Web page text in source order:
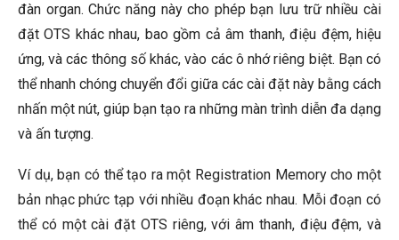
đàn organ. Chức năng này cho phép bạn lưu trữ nhiều cài
đặt OTS khác nhau, bao gồm cả âm thanh, điệu đệm, hiệu
ứng, và các thông số khác, vào các ô nhớ riêng biệt. Bạn có
thể nhanh chóng chuyển đổi giữa các cài đặt này bằng cách
nhấn một nút, giúp bạn tạo ra những màn trình diễn đa dạng
và ấn tượng.
Ví dụ, bạn có thể tạo ra một Registration Memory cho một
bản nhạc phức tạp với nhiều đoạn khác nhau. Mỗi đoạn có
thể có một cài đặt OTS riêng, với âm thanh, điệu đệm, và